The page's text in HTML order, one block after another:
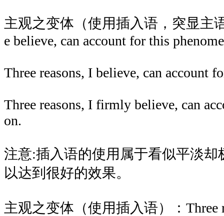
主观之变体（使用插入语，突显主
e believe, can account for this
Three reasons, I believe, can account
Three reasons, I firmly believe, can
on.
注意:插入语的使用属于看似平淡却
以达到很好的效果。
主观之变体（使用插入语）：Three